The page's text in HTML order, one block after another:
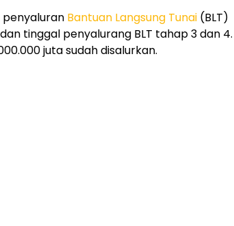
penyaluran Bantuan Langsung Tunai (BLT)
tinggal penyalurang BLT tahap 3 dan 4.
juta sudah disalurkan.